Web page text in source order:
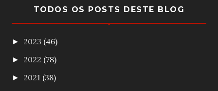
TODOS OS POSTS DESTE BLOG
► 2023 (46)
► 2022 (78)
► 2021 (38)